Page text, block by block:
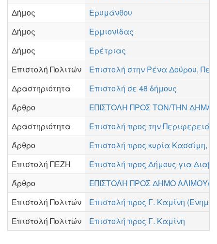
Δήμος
Ερυμάνθου
Δήμος
Ερμιονίδας
Δήμος
Ερέτριας
Επιστολή Πολιτών
Επιστολή στην Ρένα Δούρου,
Δραστηριότητα
Επιστολή σε 48 δήμους
Άρθρο
ΕΠΙΣΤΟΛΗ ΠΡΟΣ ΤΟΝ/ΤΗΝ
Δραστηριότητα
Επιστολή προς την
Άρθρο
Επιστολή προς κυρία Κασσίμη,
Επιστολή ΠΕΖΗ
Επιστολή προς Δήμους για
Άρθρο
ΕΠΙΣΤΟΛΗ ΠΡΟΣ ΔΗΜΟ ΑΛΙΜΟΥ(
Επιστολή Πολιτών
Επιστολή προς Γ. Καμίνη
Επιστολή Πολιτών
Επιστολή προς Γ. Καμίνη